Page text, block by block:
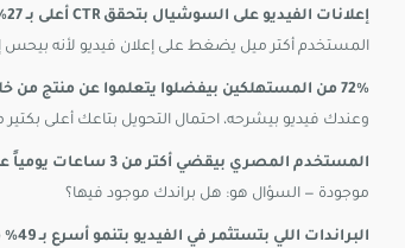
إعلانات الفيديو على السوشيال بتحقق CTR أعلى بـ 27% من الإعلانات الثابتة
المستخدم أكتر ميل يضغط على إعلان فيديو لأنه
72% من المستهلكين بيفضلوا يتعلموا عن منتج من خلال فيديو
وعندك فيديو بيشرحه، احتمال التحويل بتاعك أعلى بكتير
المستخدم المصري بيقضي أكتر من 3 ساعات يومياً على السوشيال ميديا
موجودة — السؤال هو: هل براندك موجود فيها؟
البراندات اللي بتستثمر في الفيديو بتنمو أسرع بـ 49% من غيرها